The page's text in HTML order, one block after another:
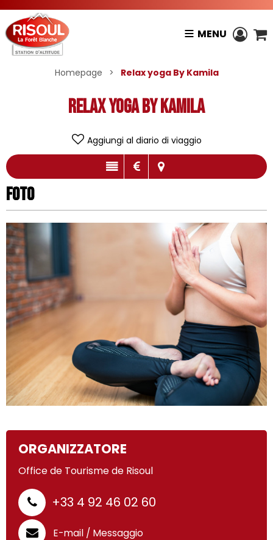
MENU
Homepage > Relax yoga By Kamila
Relax yoga By Kamila
Aggiungi al diario di viaggio
Foto
Foto
ORGANIZZATORE
Office de Tourisme de Risoul
+33 4 92 46 02 60
E-mail / Messaggio